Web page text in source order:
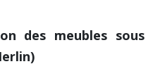
des meubles sous